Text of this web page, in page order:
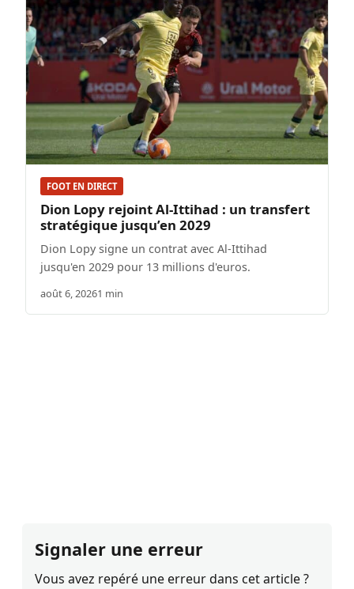
FOOT EN DIRECT
Dion Lopy rejoint Al-Ittihad : un transfert
stratégique jusqu’en 2029
Dion Lopy signe un contrat avec Al-Ittihad
jusqu'en 2029 pour 13 millions d'euros.
août 6, 20261 min
Signaler une erreur
Vous avez repéré une erreur dans cet article ?